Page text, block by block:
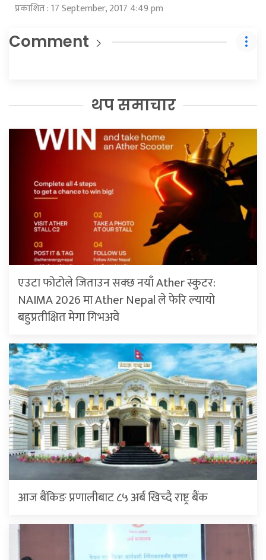
प्रकाशित : 17 September, 2017 4:49 pm
Comment
थप समाचार
एउटा फोटोले जिताउन सक्छ नयाँ Ather स्कुटर:
NAIMA 2026 मा Ather Nepal ले फेरि ल्यायो
बहुप्रतीक्षित मेगा गिभअवे
आज बैंकिङ प्रणालीबाट ८५ अर्ब खिच्दै राष्ट्र बैंक